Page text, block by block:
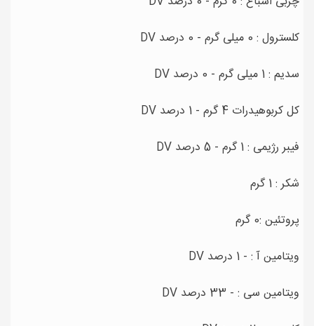
کلسترول : 0 میلی گرم - 0 درصد DV
سدیم : 1 میلی گرم - 0 درصد DV
کل کربوهیدرات 4 گرم - 1 درصد DV
فیبر رژیمی : 1 گرم - 5 درصد DV
شکر : 1 گرم
پروتئین :0 گرم
ویتامین آ : - 1 درصد DV
ویتامین سی : - 33 درصد DV